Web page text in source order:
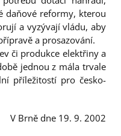
daňové reformy, kterou
a vyzývají vládu, aby
a prosazování.
či produkce elektřiny a
jednou z mála trvale
příležitostí pro česko-
V Brně dne 19. 9. 2002